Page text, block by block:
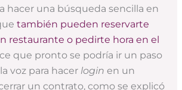
hacer una búsqueda sencilla en
también pueden reservarte
restaurante o pedirte hora en el
que pronto se podría ir un paso
voz para hacer login en un
un contrato, como se explicó